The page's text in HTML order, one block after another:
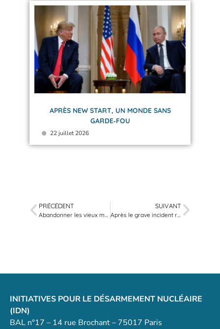
APRÈS NEW START, UN MONDE SANS
GARDE‑FOU
22 juillet 2026
PRÉCÉDENT
Abandonner les vieux mythes
SUIVANT
Après le grave incident russo-turc
INITIATIVES POUR LE DÉSARMEMENT NUCLÉAIRE
(IDN)
BAL n°17 – 14 rue Brochant – 75017 Paris